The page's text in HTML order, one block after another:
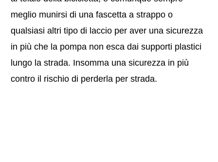
meglio munirsi di una fascetta a strappo o
qualsiasi altri tipo di laccio per aver una sicurezza
in più che la pompa non esca dai supporti plastici
lungo la strada. Insomma una sicurezza in più
contro il rischio di perderla per strada.